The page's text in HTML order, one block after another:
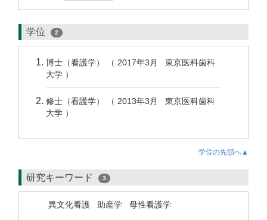
学位 2
博士（看護学） （ 2017年3月 東京医科歯科
大学 ）
修士（看護学） （ 2013年3月 東京医科歯科
大学 ）
学位の先頭へ▲
研究キーワード 3
異文化看護 助産学 母性看護学